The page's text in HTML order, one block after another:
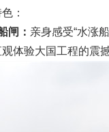
：
闸： 亲身感受“水涨
体验大国工程的震